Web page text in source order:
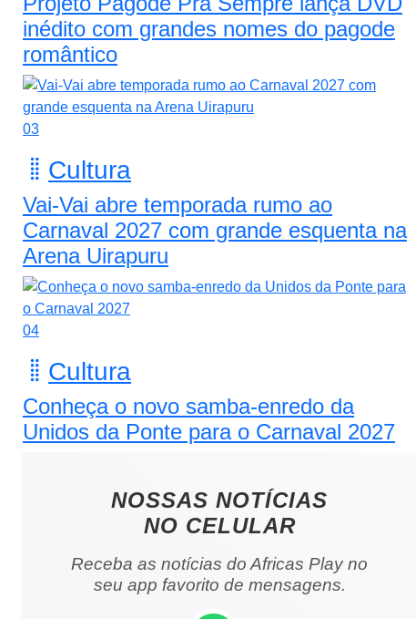
inédito com grandes nomes do pagode
romântico
03
Cultura
Vai-Vai abre temporada rumo ao
Carnaval 2027 com grande esquenta na
Arena Uirapuru
04
Cultura
Conheça o novo samba-enredo da
Unidos da Ponte para o Carnaval 2027
NOSSAS NOTÍCIAS
NO CELULAR
Receba as notícias do Africas Play no
seu app favorito de mensagens.